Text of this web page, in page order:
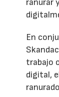
En
trabajo
digital,